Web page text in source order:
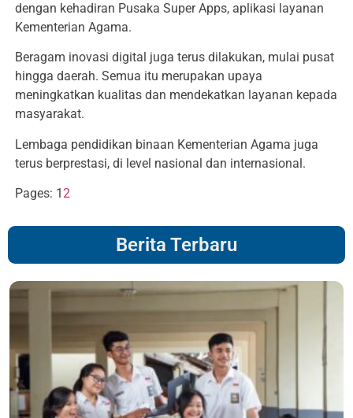
dengan kehadiran Pusaka Super Apps, aplikasi layanan
Kementerian Agama.
Beragam inovasi digital juga terus dilakukan, mulai pusat
hingga daerah. Semua itu merupakan upaya
meningkatkan kualitas dan mendekatkan layanan kepada
masyarakat.
Lembaga pendidikan binaan Kementerian Agama juga
terus berprestasi, di level nasional dan internasional.
Pages: 1 2
Berita Terbaru